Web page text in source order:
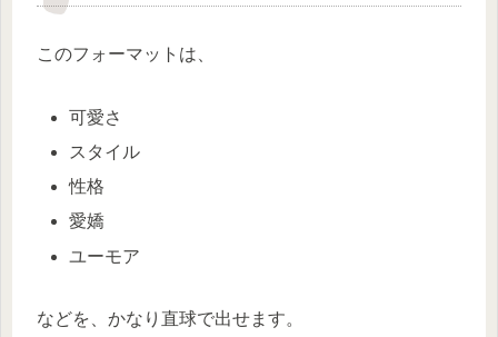
このフォーマットは、
可愛さ
スタイル
性格
愛嬌
ユーモア
などを、かなり直球で出せます。